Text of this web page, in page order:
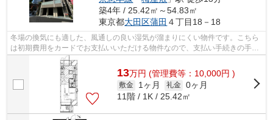
築4年 / 25.42㎡～54.83㎡
東京都大田区蒲田 ４丁目18－18
冬場の換気にも適した、風通しの良い湿気が溜まりにくい物件です。こちら
は初期費用をカードでお支払いいただける物件なので、支払い手続きの手間
が省けます。こちらの物件はマンショ...
13万円 (管理費等：10,000円 )
敷金 1ヶ月 礼金 0ヶ月
11階 / 1K / 25.42㎡